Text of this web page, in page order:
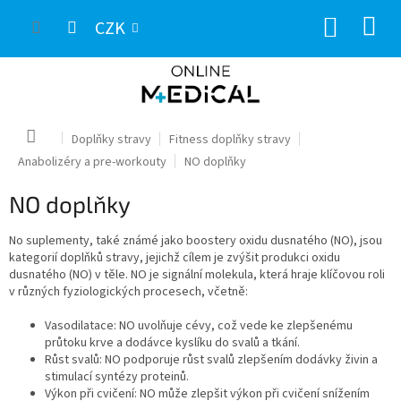
CZK
Domů Doplňky stravy
Fitness doplňky stravy
Anabolizéry a pre-workouty
NO doplňky
NO doplňky
No suplementy, také známé jako boostery oxidu dusnatého (NO), jsou
kategorií doplňků stravy, jejichž cílem je zvýšit produkci oxidu
dusnatého (NO) v těle. NO je signální molekula, která hraje klíčovou roli
v různých fyziologických procesech, včetně:
Vasodilatace: NO uvolňuje cévy, což vede ke zlepšenému
průtoku krve a dodávce kyslíku do svalů a tkání.
Růst svalů: NO podporuje růst svalů zlepšením dodávky živin a
stimulací syntézy proteinů.
Výkon při cvičení: NO může zlepšit výkon při cvičení snížením